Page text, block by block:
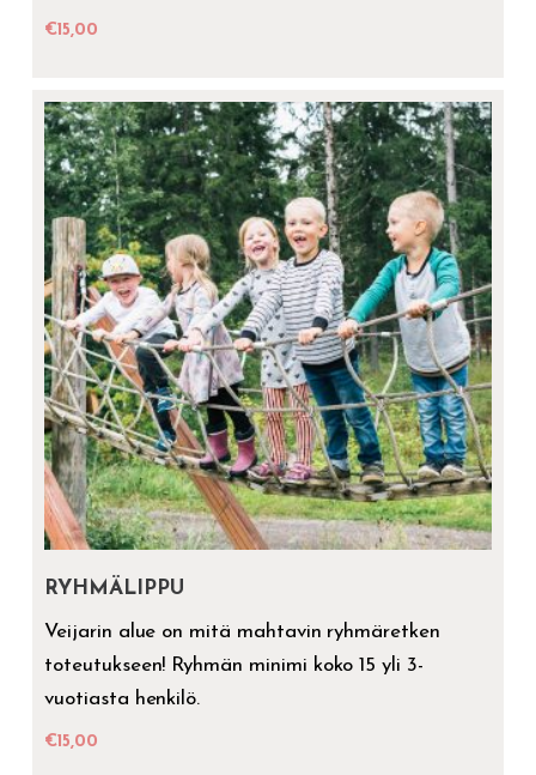
€15,00
RYHMÄLIPPU
Veijarin alue on mitä mahtavin ryhmäretken
toteutukseen! Ryhmän minimi koko 15 yli 3-
vuotiasta henkilö.
€15,00